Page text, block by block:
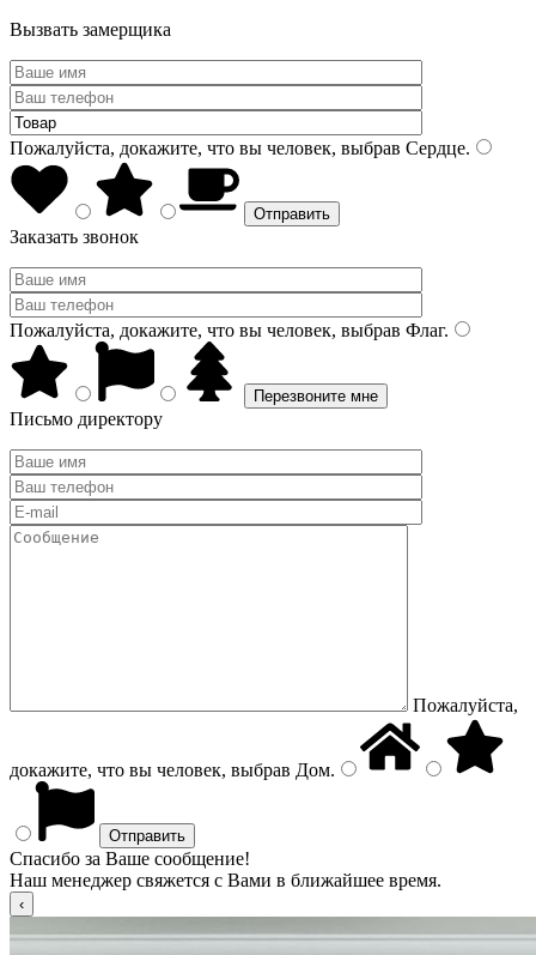
Вызвать замерщика
Пожалуйста, докажите, что вы человек, выбрав Сердце.
Заказать звонок
Пожалуйста, докажите, что вы человек, выбрав Флаг.
Письмо директору
Пожалуйста,
докажите, что вы человек, выбрав Дом.
Спасибо за Ваше сообщение!
Наш менеджер свяжется с Вами в ближайшее время.